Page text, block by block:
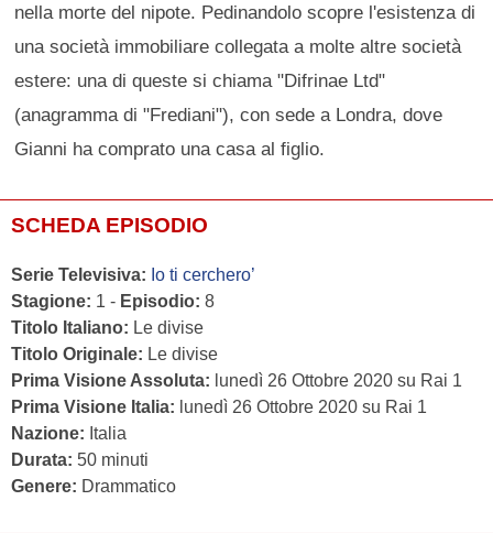
nella morte del nipote. Pedinandolo scopre l'esistenza di
una società immobiliare collegata a molte altre società
estere: una di queste si chiama "Difrinae Ltd"
(anagramma di "Frediani"), con sede a Londra, dove
Gianni ha comprato una casa al figlio.
SCHEDA EPISODIO
Serie Televisiva: Io ti cerchero’
Stagione: 1 - Episodio: 8
Titolo Italiano: Le divise
Titolo Originale: Le divise
Prima Visione Assoluta: lunedì 26 Ottobre 2020 su Rai 1
Prima Visione Italia: lunedì 26 Ottobre 2020 su Rai 1
Nazione: Italia
Durata: 50 minuti
Genere: Drammatico